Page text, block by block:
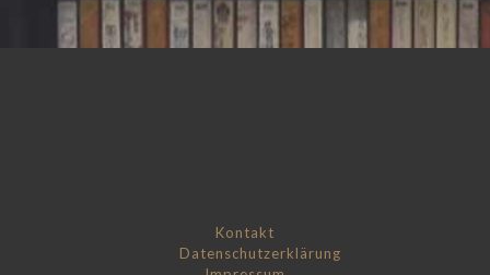
Kontakt
Datenschutzerklärung